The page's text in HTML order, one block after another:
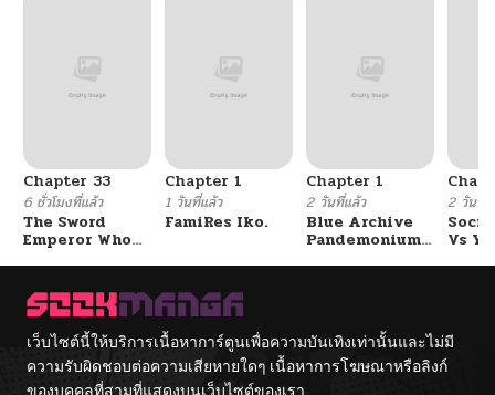
Chapter 33
6 ชั่วโมงที่แล้ว
The Sword
Emperor Who
จักรพรรดิเทพดาบ
ผงาดเหนือชาติภพ
Chapter 1
1 วันที่แล้ว
FamiRes Iko.
Chapter 1
2 วันที่แล้ว
Blue Archive
Pandemonium
2 วันที่แ
Vs
เว็บไซต์นี้ให้บริการเนื้อหาการ์ตูนเพื่อความบันเทิงเท่านั้นและไม่มี
ความรับผิดชอบต่อความเสียหายใดๆ เนื้อหาการโฆษณาหรือลิงก์
ของบุคคลที่สามที่แสดงบนเว็บไซต์ของเรา